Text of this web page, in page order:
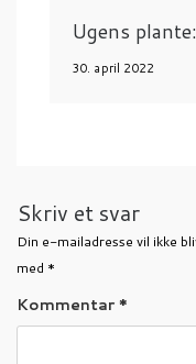
Ugens
30. april 2022
Skriv et svar
Din e-mailadresse vil ikke
med *
Kommentar *